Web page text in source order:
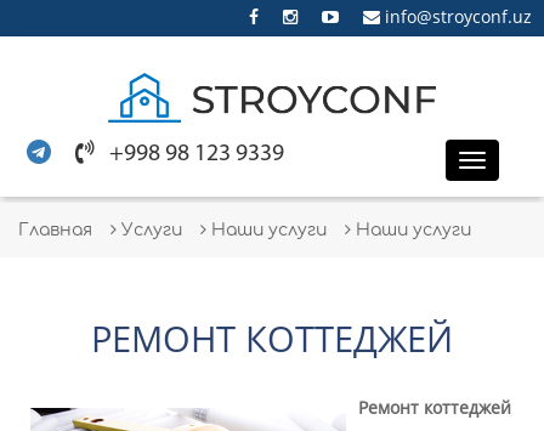
info@stroyconf.uz
+998 98 123 9339
Toggle
Главная Услуги Наши услуги Наши услуги
РЕМОНТ КОТТЕДЖЕЙ
Ремонт коттеджей